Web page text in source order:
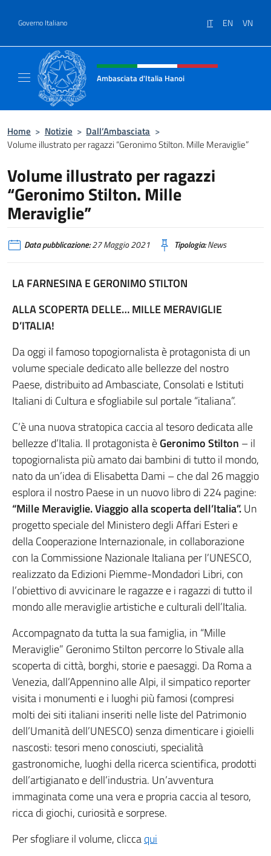
Governo Italiano IT EN VN
Intestazione sito, social e menù
Ambasciata d'Italia Hanoi
Home > Notizie > Dall’Ambasciata >
Volume illustrato per ragazzi “Geronimo Stilton. Mille Meraviglie”
Volume illustrato per ragazzi
“Geronimo Stilton. Mille
Meraviglie”
Data pubblicazione:27 Maggio 2021 Tipologia:News
LA FARNESINA E GERONIMO STILTON
ALLA SCOPERTA DELLE… MILLE MERAVIGLIE
D’ITALIA!
Da oggi il famoso topogiornalista è protagonista di un
volume speciale dedicato alle bellezze del nostro
Paese, distribuito ad Ambasciate, Consolati e Istituti
Italiani di Cultura e sfogliabile sul portale “italiana”.
C’è una nuova stratopica caccia al tesoro dedicata alle
bellezze d’Italia. Il protagonista èGeronimo Stilton – il
topogiornalista più amato dai bambini di tutto il mondo,
nato da un’idea di Elisabetta Dami – che dal 26 maggio
esplora il nostro Paese in un nuovo libro di 224 pagine:
“Mille Meraviglie. Viaggio alla scoperta dell’Italia”.Un
progetto speciale del Ministero degli Affari Esteri e
della Cooperazione Internazionale, in collaborazione
con la Commissione Nazionale Italiana per l’UNESCO,
realizzato da Edizioni Piemme-Mondadori Libri, con
l’obiettivo di avvicinare le ragazze e i ragazzi di tutto il
mondo alle meraviglie artistiche e culturali dell’Italia.
Accompagnato da tutta la sua famiglia, in “Mille
Meraviglie” Geronimo Stilton percorre lo Stivale alla
scoperta di città, borghi, storie e paesaggi. Da Roma a
Venezia, dall’Appennino alle Alpi, il simpatico reporter
visita i monumenti e i luoghi più famosi (compresi
molti dei siti italiani inseriti nelle liste del Patrimonio
dell’Umanità dell’UNESCO) senza dimenticare i gioielli
nascosti: tesori meno conosciuti, specialità
gastronomiche, luoghi della ricerca scientifica, prodotti
dell’artigianato e dell’industria. Un’avventura
immaginata come una vera e propria caccia al tesoro,
ricca di giochi, curiosità e sorprese.
Per sfogliare il volume, cliccaqui